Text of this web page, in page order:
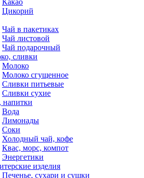
Какао
Цикорий
Чай в пакетиках
Чай листовой
Чай подарочный
сливки
Молоко
Молоко сгущенное
Сливки питьевые
Сливки сухие
напитки
Вода
Лимонады
Соки
Холодный чай, кофе
Квас, морс, компот
Энергетики
изделия
Печенье, сухари и сушки